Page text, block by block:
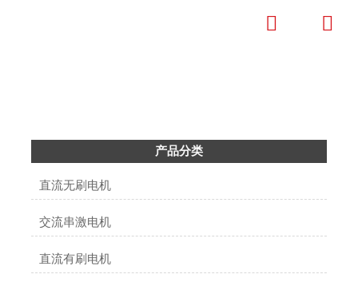
 
产品分类
直流无刷电机
交流串激电机
直流有刷电机